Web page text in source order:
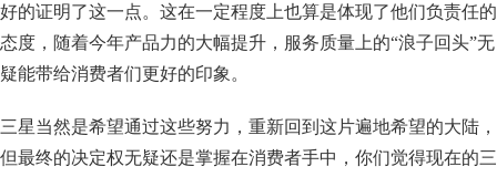
好的证明了这一点。这在一定程度上也算是体现了他们负责任的
态度，随着今年产品力的大幅提升，服务质量上的“浪子回头”无
疑能带给消费者们更好的印象。
三星当然是希望通过这些努力，重新回到这片遍地希望的大陆，
但最终的决定权无疑还是掌握在消费者手中，你们觉得现在的三